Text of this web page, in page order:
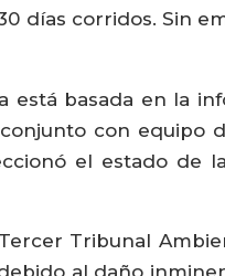
días corridos. Sin
está basada en la
con equipo
el estado de
Tribunal